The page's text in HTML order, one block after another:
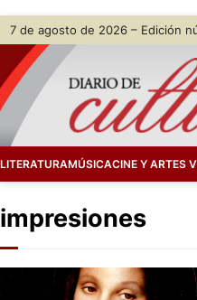
Skip
content
7 de agosto de 2026 – Edición
LITERATURAMÚSICACINE Y ARTES
impresiones